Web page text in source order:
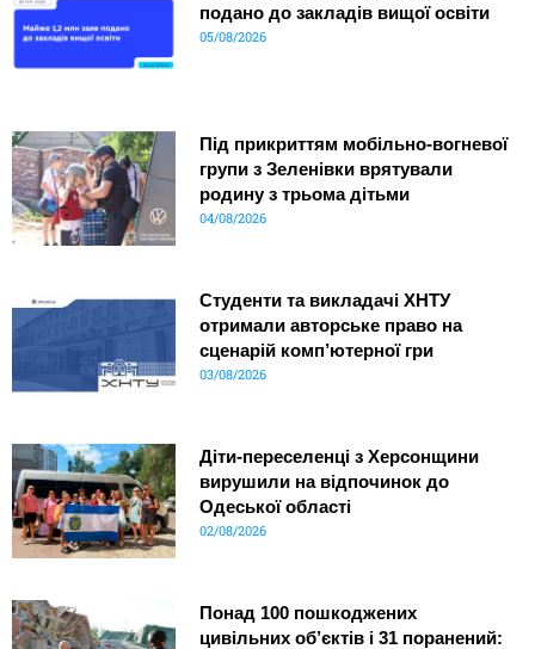
подано до закладів вищої освіти
05/08/2026
Під прикриттям мобільно-вогневої
групи з Зеленівки врятували
родину з трьома дітьми
04/08/2026
Студенти та викладачі ХНТУ
отримали авторське право на
сценарій комп’ютерної гри
03/08/2026
Діти-переселенці з Херсонщини
вирушили на відпочинок до
Одеської області
02/08/2026
Понад 100 пошкоджених
цивільних об’єктів і 31 поранений: